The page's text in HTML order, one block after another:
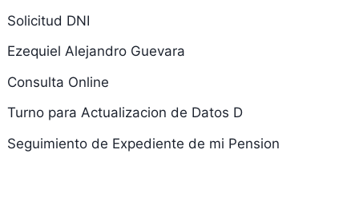
Solicitud DNI
Ezequiel Alejandro Guevara
Consulta Online
Turno para Actualizacion de Datos D
Seguimiento de Expediente de mi Pension